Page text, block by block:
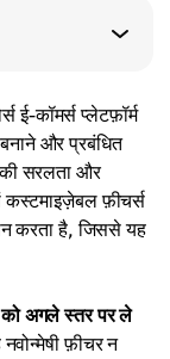
कॉमर्स प्लेटफ़ॉर्म
और प्रबंधित
सरलता और
कस्टमाइज़ेबल फ़ीचर्स
करता है, जिससे यह
अगले स्तर पर ले
फ़ीचर न